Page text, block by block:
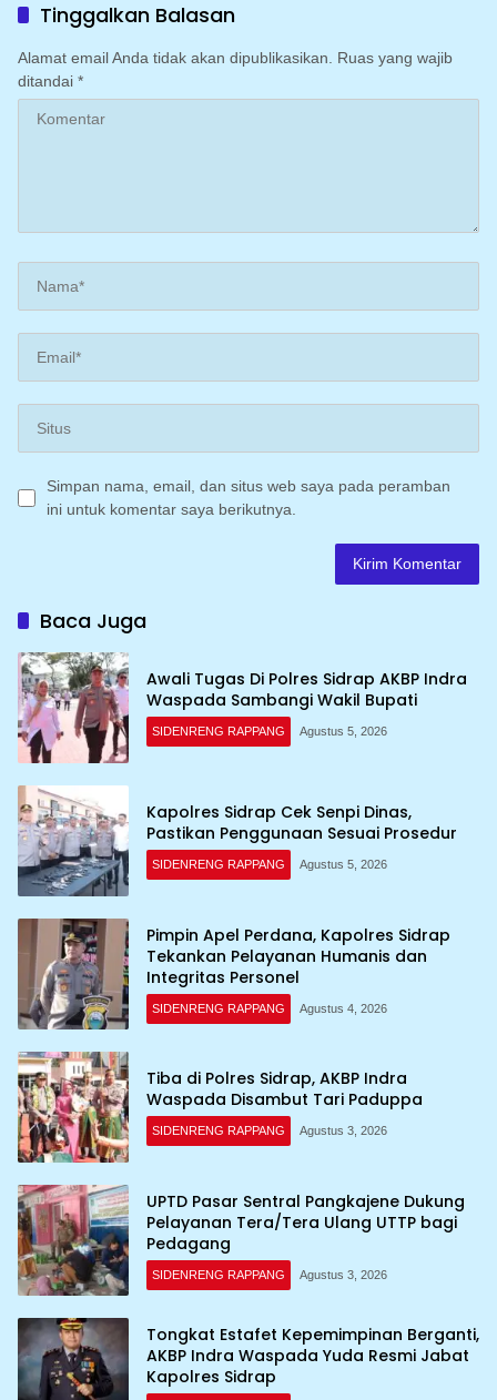
Tinggalkan Balasan
Alamat email Anda tidak akan dipublikasikan. Ruas yang wajib
ditandai *
Simpan nama, email, dan situs web saya pada peramban
ini untuk komentar saya berikutnya.
Baca Juga
Awali Tugas Di Polres Sidrap AKBP Indra
Waspada Sambangi Wakil Bupati
SIDENRENG RAPPANG Agustus 5, 2026
Kapolres Sidrap Cek Senpi Dinas,
Pastikan Penggunaan Sesuai Prosedur
SIDENRENG RAPPANG Agustus 5, 2026
Pimpin Apel Perdana, Kapolres Sidrap
Tekankan Pelayanan Humanis dan
Integritas Personel
SIDENRENG RAPPANG Agustus 4, 2026
Tiba di Polres Sidrap, AKBP Indra
Waspada Disambut Tari Paduppa
SIDENRENG RAPPANG Agustus 3, 2026
UPTD Pasar Sentral Pangkajene Dukung
Pelayanan Tera/Tera Ulang UTTP bagi
Pedagang
SIDENRENG RAPPANG Agustus 3, 2026
Tongkat Estafet Kepemimpinan Berganti,
AKBP Indra Waspada Yuda Resmi Jabat
Kapolres Sidrap